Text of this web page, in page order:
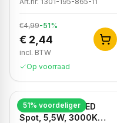
€4,99-51%
€ 2,44
incl. BTW
Op voorraad
51% voordeliger
Dimbare GU10 LED
Spot, 5,5W, 3000K